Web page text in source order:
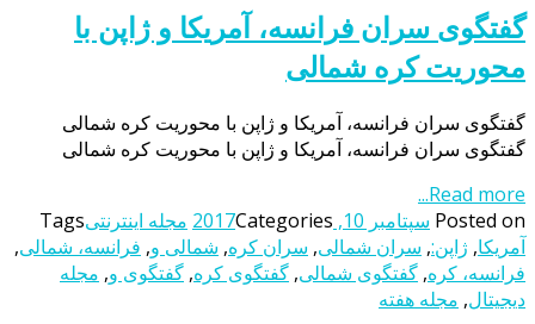
گفتگوی سران فرانسه، آمریکا و ژاپن با
محوریت کره شمالی
گفتگوی سران فرانسه، آمریکا و ژاپن با محوریت کره شمالی
گفتگوی سران فرانسه، آمریکا و ژاپن با محوریت کره شمالی
Read more...
Posted on سپتامبر 10, 2017 Categories مجله اینترنتیTags
آمریکا, ژاپن:, سران شمالی, سران کره, شمالی و, فرانسه، شمالی,
فرانسه، کره, گفتگوی شمالی, گفتگوی کره, گفتگوی و, مجله
دیجیتال, مجله هفته